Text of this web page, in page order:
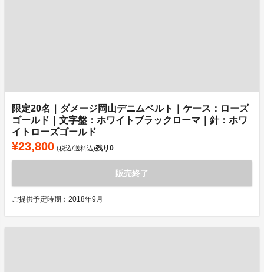
限定20名｜ダメージ岡山デニムベルト｜ケース：ローズ
ゴールド｜文字盤：ホワイトブラックローマ｜針：ホワ
イトローズゴールド
¥23,800 (税込/送料込)残り0
販売終了
ご提供予定時期：2018年9月